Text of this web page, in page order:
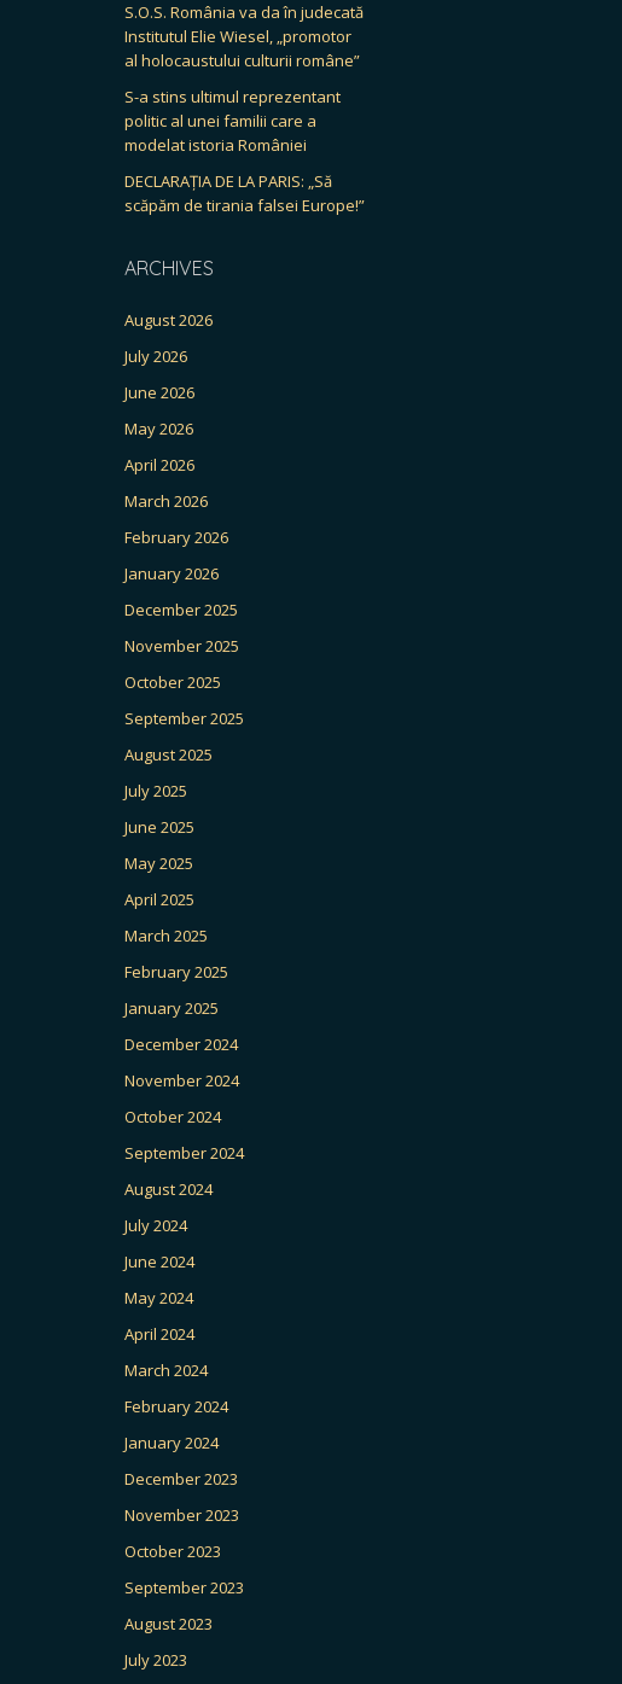
S.O.S. România va da în judecată
Institutul Elie Wiesel, „promotor
al holocaustului culturii române”
S-a stins ultimul reprezentant
politic al unei familii care a
modelat istoria României
DECLARAȚIA DE LA PARIS: „Să
scăpăm de tirania falsei Europe!”
ARCHIVES
August 2026
July 2026
June 2026
May 2026
April 2026
March 2026
February 2026
January 2026
December 2025
November 2025
October 2025
September 2025
August 2025
July 2025
June 2025
May 2025
April 2025
March 2025
February 2025
January 2025
December 2024
November 2024
October 2024
September 2024
August 2024
July 2024
June 2024
May 2024
April 2024
March 2024
February 2024
January 2024
December 2023
November 2023
October 2023
September 2023
August 2023
July 2023